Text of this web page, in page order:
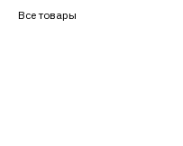
Все товары